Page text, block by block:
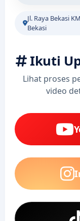
Jl. Raya Bekasi
Bekasi
Ikuti
Lihat proses
video